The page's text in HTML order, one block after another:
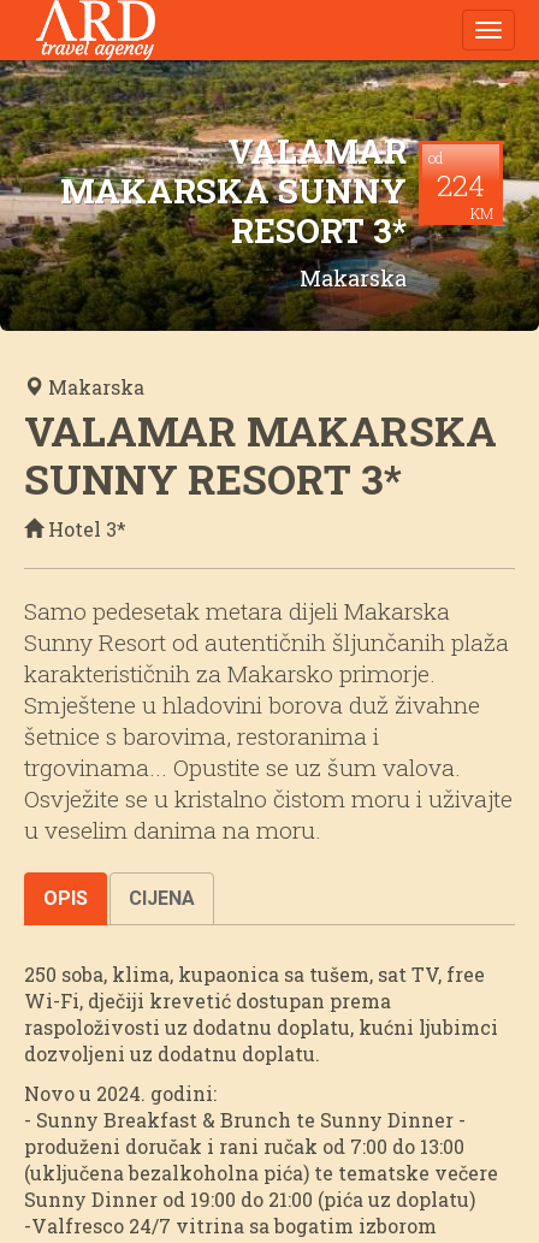
VALAMAR
MAKARSKA SUNNY
RESORT 3*
Makarska
od
224
KM
Makarska
VALAMAR MAKARSKA
SUNNY RESORT 3*
Hotel 3*
Samo pedesetak metara dijeli Makarska
Sunny Resort od autentičnih šljunčanih plaža
karakterističnih za Makarsko primorje.
Smještene u hladovini borova duž živahne
šetnice s barovima, restoranima i
trgovinama... Opustite se uz šum valova.
Osvježite se u kristalno čistom moru i uživajte
u veselim danima na moru.
OPIS CIJENA
250 soba, klima, kupaonica sa tušem, sat TV, free
Wi-Fi, dječiji krevetić dostupan prema
raspoloživosti uz dodatnu doplatu, kućni ljubimci
dozvoljeni uz dodatnu doplatu.
Novo u 2024. godini:
- Sunny Breakfast & Brunch te Sunny Dinner -
produženi doručak i rani ručak od 7:00 do 13:00
(uključena bezalkoholna pića) te tematske večere
Sunny Dinner od 19:00 do 21:00 (pića uz doplatu)
-Valfresco 24/7 vitrina sa bogatim izborom